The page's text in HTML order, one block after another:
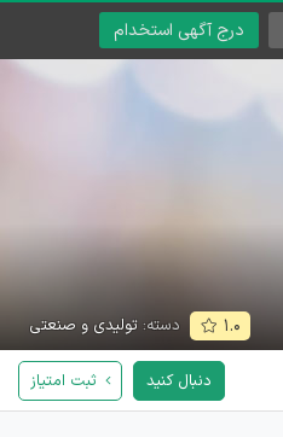
درج آگهی استخدام
۱.۰ دسته: تولیدی و صنعتی
دنبال کنید ثبت امتیاز